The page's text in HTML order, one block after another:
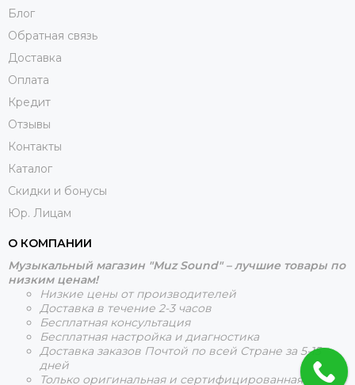
Блог
Обратная связь
Доставка
Оплата
Кредит
Отзывы
Контакты
Каталог
Скидки и бонусы
Юр. Лицам
О КОМПАНИИ
Музыкальный магазин "Muz Sound" – лучшие товары по
низким ценам!
Низкие цены от производителей
Доставка в течение 2-3 часов
Бесплатная консультация
Бесплатная настройка и диагностика
Доставка заказов Почтой по всей Стране за 5-15
дней
Только оригинальная и сертифицированная